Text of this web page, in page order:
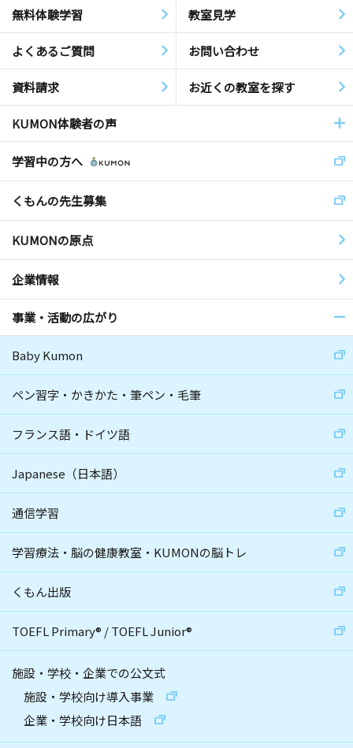
無料体験学習 教室見学
よくあるご質問 お問い合わせ
資料請求 お近くの教室を探す
KUMON体験者の声
学習中の方へ
くもんの先生募集
KUMONの原点
企業情報
事業・活動の広がり
Baby Kumon
ペン習字・かきかた・筆ペン・毛筆
フランス語・ドイツ語
Japanese（日本語）
通信学習
学習療法・脳の健康教室・KUMONの脳トレ
くもん出版
TOEFL Primary® /TOEFL Junior®
施設・学校・企業での公文式
施設・学校向け導入事業
企業・学校向け日本語